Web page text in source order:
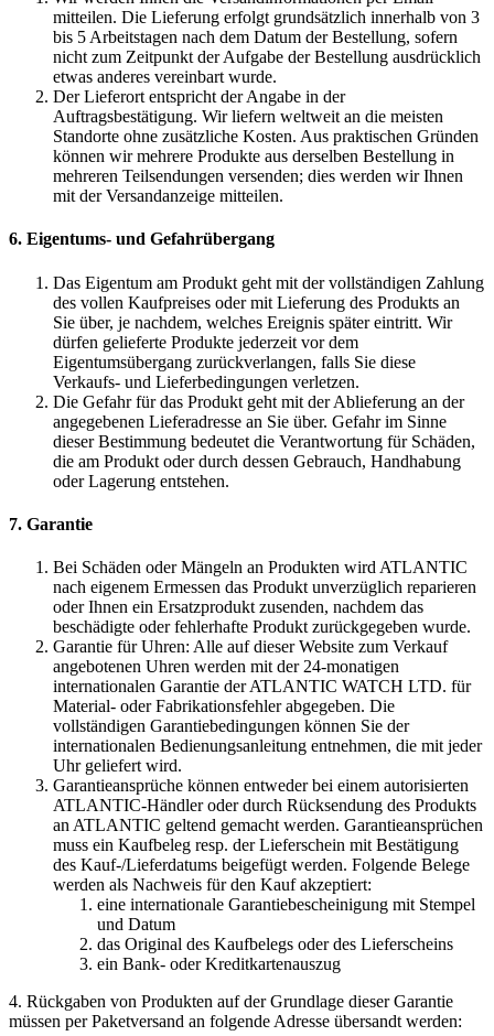
mitteilen. Die Lieferung erfolgt grundsätzlich innerhalb von 3
bis 5 Arbeitstagen nach dem Datum der Bestellung, sofern
nicht zum Zeitpunkt der Aufgabe der Bestellung ausdrücklich
etwas anderes vereinbart wurde.
Der Lieferort entspricht der Angabe in der
Auftragsbestätigung. Wir liefern weltweit an die meisten
Standorte ohne zusätzliche Kosten. Aus praktischen Gründen
können wir mehrere Produkte aus derselben Bestellung in
mehreren Teilsendungen versenden; dies werden wir Ihnen
mit der Versandanzeige mitteilen.
6. Eigentums- und Gefahrübergang
Das Eigentum am Produkt geht mit der vollständigen Zahlung
des vollen Kaufpreises oder mit Lieferung des Produkts an
Sie über, je nachdem, welches Ereignis später eintritt. Wir
dürfen gelieferte Produkte jederzeit vor dem
Eigentumsübergang zurückverlangen, falls Sie diese
Verkaufs- und Lieferbedingungen verletzen.
Die Gefahr für das Produkt geht mit der Ablieferung an der
angegebenen Lieferadresse an Sie über. Gefahr im Sinne
dieser Bestimmung bedeutet die Verantwortung für Schäden,
die am Produkt oder durch dessen Gebrauch, Handhabung
oder Lagerung entstehen.
7. Garantie
Bei Schäden oder Mängeln an Produkten wird ATLANTIC
nach eigenem Ermessen das Produkt unverzüglich reparieren
oder Ihnen ein Ersatzprodukt zusenden, nachdem das
beschädigte oder fehlerhafte Produkt zurückgegeben wurde.
Garantie für Uhren: Alle auf dieser Website zum Verkauf
angebotenen Uhren werden mit der 24-monatigen
internationalen Garantie der ATLANTIC WATCH LTD. für
Material- oder Fabrikationsfehler abgegeben. Die
vollständigen Garantiebedingungen können Sie der
internationalen Bedienungsanleitung entnehmen, die mit jeder
Uhr geliefert wird.
Garantieansprüche können entweder bei einem autorisierten
ATLANTIC-Händler oder durch Rücksendung des Produkts
an ATLANTIC geltend gemacht werden. Garantieansprüchen
muss ein Kaufbeleg resp. der Lieferschein mit Bestätigung
des Kauf-/Lieferdatums beigefügt werden. Folgende Belege
werden als Nachweis für den Kauf akzeptiert:
eine internationale Garantiebescheinigung mit Stempel
und Datum
das Original des Kaufbelegs oder des Lieferscheins
ein Bank- oder Kreditkartenauszug
4. Rückgaben von Produkten auf der Grundlage dieser Garantie
müssen per Paketversand an folgende Adresse übersandt werden: